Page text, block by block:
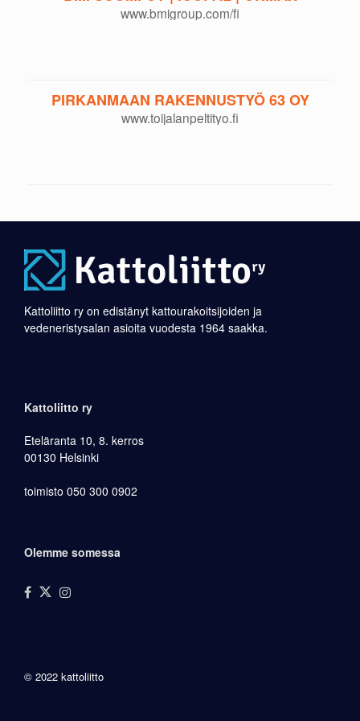
www.bmigroup.com/fi
PIRKANMAAN RAKENNUSTYÖ 63 OY
www.toijalanpeltityo.fi
Kattoliitto ry on edistänyt kattourakoitsijoiden ja
vedeneristysalan asioita vuodesta 1964 saakka.
Kattoliitto ry
Eteläranta 10, 8. kerros
00130 Helsinki
toimisto 050 300 0902
Olemme somessa
© 2022 kattoliitto